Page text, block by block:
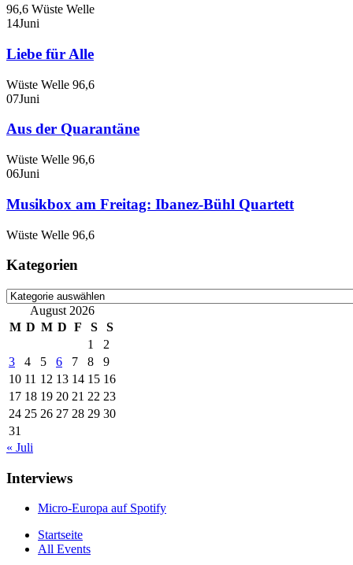
96,6 Wüste Welle
14Juni
Liebe für Alle
Wüste Welle 96,6
07Juni
Aus der Quarantäne
Wüste Welle 96,6
06Juni
Musikbox am Freitag: Ibanez-Bühl Quartett
Wüste Welle 96,6
Kategorien
Kategorien
August 2026
M D M D F S
S
1
2
3
4 5 6 7 8
9
10 11 12 13 14 15 16
17 18 19 20 21 22 23
24 25 26 27 28 29 30
31
« Juli
Interviews
Micro-Europa auf Spotify
Startseite
All Events